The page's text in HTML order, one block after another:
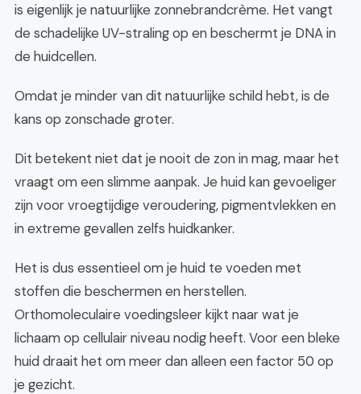
is eigenlijk je natuurlijke zonnebrandcrème. Het vangt
de schadelijke UV-straling op en beschermt je DNA in
de huidcellen.
Omdat je minder van dit natuurlijke schild hebt, is de
kans op zonschade groter.
Dit betekent niet dat je nooit de zon in mag, maar het
vraagt om een slimme aanpak. Je huid kan gevoeliger
zijn voor vroegtijdige veroudering, pigmentvlekken en
in extreme gevallen zelfs huidkanker.
Het is dus essentieel om je huid te voeden met
stoffen die beschermen en herstellen.
Orthomoleculaire voedingsleer kijkt naar wat je
lichaam op cellulair niveau nodig heeft. Voor een bleke
huid draait het om meer dan alleen een factor 50 op
je gezicht.